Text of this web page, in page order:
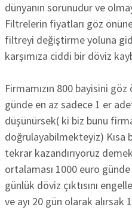
dünyanın sorunudur ve
Filtrelerin fiyatları göz
filtreyi değiştirme yoluna
karşımıza ciddi bir döviz
Firmamızın 800 bayisini göz
günde en az sadece 1 er
düşünürsek( ki biz bunu
doğrulayabilmekteyiz) Kısa
tekrar kazandırıyoruz
ortalaması 1000 euro
günlük döviz çıktısını
ve ayı 20 gün olarak alırsak